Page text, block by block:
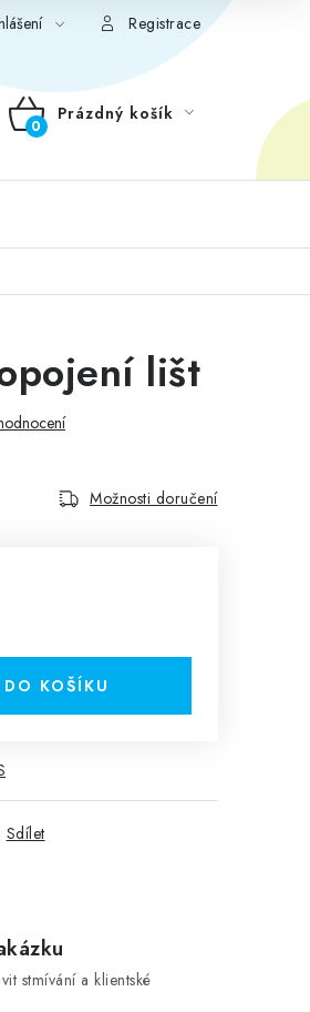
Registrace
NÁKUPNÍ
Prázdný košík
lišt
Možnosti doručení
KOŠÍKU
Sdílet
stmívání a klientské